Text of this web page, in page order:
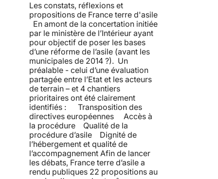
Les constats, réflexions et
propositions de France terre d'asile
En amont de la concertation initiée
par le ministère de l’Intérieur ayant
pour objectif de poser les bases
d’une réforme de l’asile (avant les
municipales de 2014 ?). Un
préalable - celui d’une évaluation
partagée entre l’Etat et les acteurs
de terrain – et 4 chantiers
prioritaires ont été clairement
identifiés : Transposition des
directives européennes Accès à
la procédure Qualité de la
procédure d’asile Dignité de
l’hébergement et qualité de
l’accompagnement Afin de lancer
les débats, France terre d’asile a
rendu publiques 22 propositions au